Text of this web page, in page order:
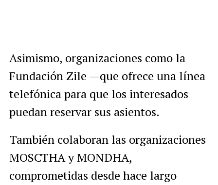
Asimismo, organizaciones como la
Fundación Zile —que ofrece una línea
telefónica para que los interesados
puedan reservar sus asientos.
También colaboran las organizaciones
MOSCTHA y MONDHA,
comprometidas desde hace largo